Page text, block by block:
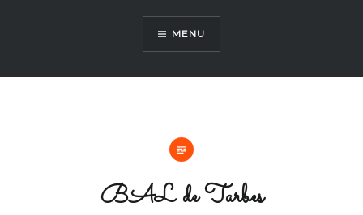
MENU
BAL de Tarbes